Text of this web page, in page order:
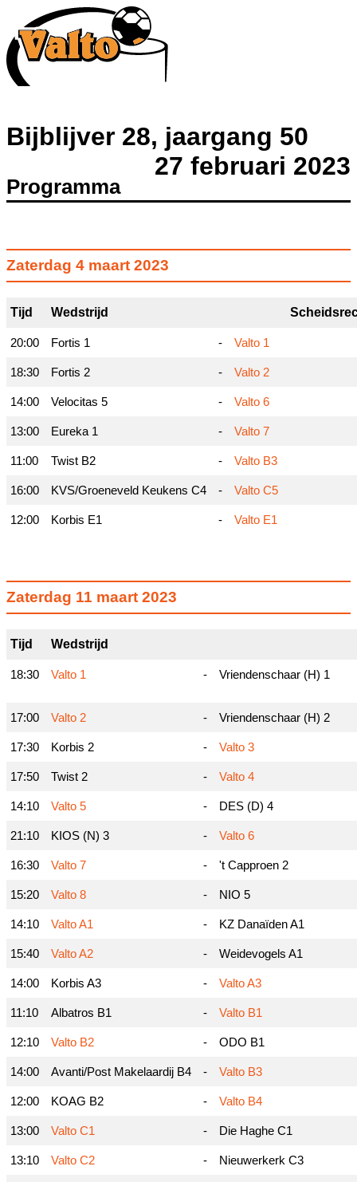
Bijblijver 28, jaargang 50
27 februari 2023
Programma
Zaterdag 4 maart 2023
Tijd Wedstrijd
20:00 Fortis 1 - Valto 1
18:30 Fortis 2 - Valto 2
14:00 Velocitas 5 - Valto 6
13:00 Eureka 1 - Valto 7
11:00 Twist B2 - Valto B3
16:00 KVS/Groeneveld Keukens C4 - Valto C5
12:00 Korbis E1 - Valto E1
Zaterdag 11 maart 2023
Tijd Wedstrijd
18:30 Valto 1 - Vriendenschaar (H) 1
17:00 Valto 2 - Vriendenschaar (H) 2
17:30 Korbis 2 - Valto 3
17:50 Twist 2 - Valto 4
14:10 Valto 5 - DES (D) 4
21:10 KIOS (N) 3 - Valto 6
16:30 Valto 7 - 't Capproen 2
15:20 Valto 8 - NIO 5
14:10 Valto A1 - KZ Danaïden A1
15:40 Valto A2 - Weidevogels A1
14:00 Korbis A3 - Valto A3
11:10 Albatros B1 - Valto B1
12:10 Valto B2 - ODO B1
14:00 Avanti/Post Makelaardij B4 - Valto B3
12:00 KOAG B2 - Valto B4
13:00 Valto C1 - Die Haghe C1
13:10 Valto C2 - Nieuwerkerk C3